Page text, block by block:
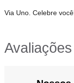
Via Uno. Celebre